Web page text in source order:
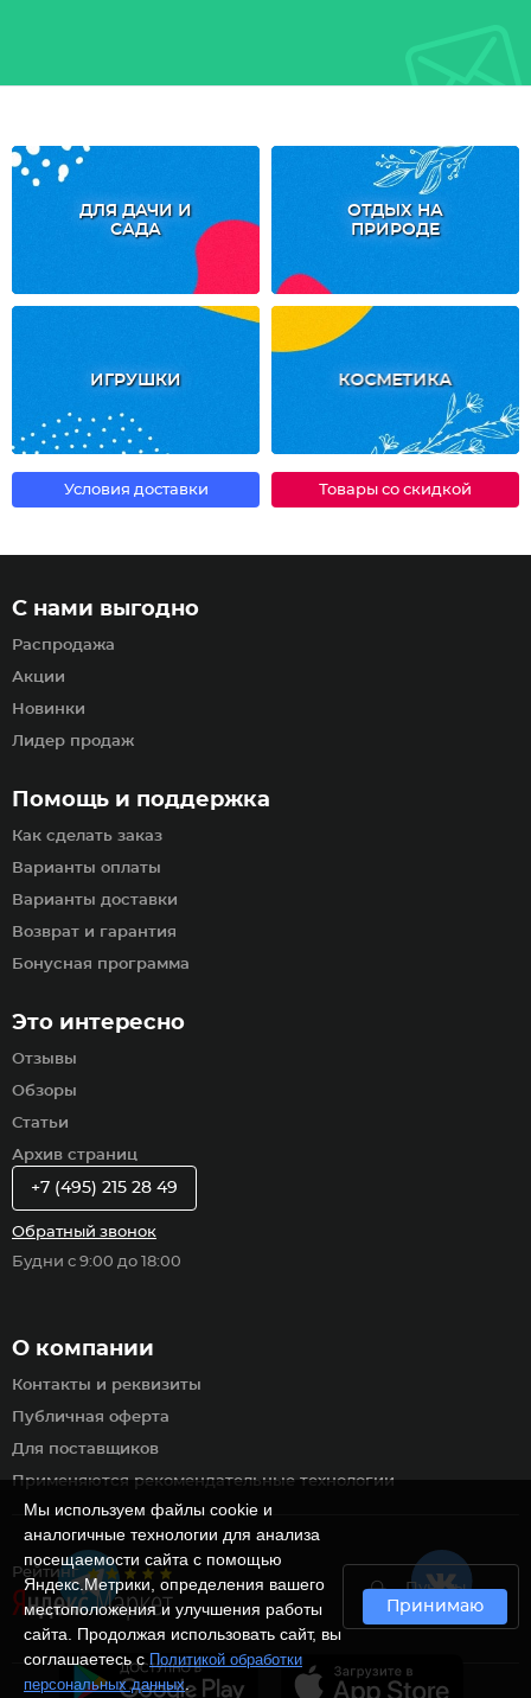
ДЛЯ ДАЧИ И
САДА
ОТДЫХ НА
ПРИРОДЕ
ИГРУШКИ КОСМЕТИКА
Условия доставки Товары со скидкой
Рейтинг
Пункты
самовывоза
Помощь и поддержка
Как сделать заказ
Варианты оплаты
Варианты доставки
Возврат и гарантия
Бонусная программа
С нами выгодно
Распродажа
Акции
Новинки
Лидер продаж
Это интересно
Отзывы
Обзоры
Статьи
Архив страниц
О компании
Контакты и реквизиты
Публичная оферта
Для поставщиков
Применяются рекомендательные технологии
+7 (495) 215 28 49
Обратный звонок
Будни с 9:00 до 18:00
Мы используем файлы cookie и
аналогичные технологии для анализа
посещаемости сайта с помощью
Яндекс.Метрики, определения вашего
местоположения и улучшения работы
сайта. Продолжая использовать сайт, вы
соглашаетесь с Политикой обработки
персональных данных.
Принимаю